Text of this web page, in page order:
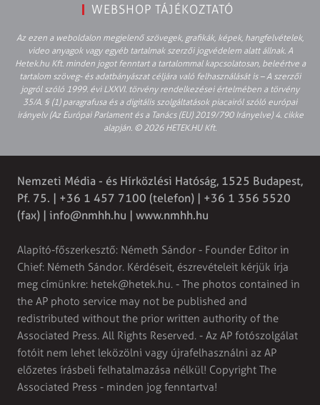
WEBSHOP TÁJÉKOZTATÓ
Az ezen a weboldalon megjelenő szövegek, grafikák, képek, hangfelvételek,
video anyagok vagy egyéb tartalmak szerzői jogvédelem alatt állnak. A
Hetek.hu Kft. minden jogot fenntart a tartalommal kapcsolatosan, beleértve a
tartalom szöveg- és adatbányászat céljára való felhasználását is – A szerzői
jogról szóló 1999. évi LXXVI. törvény rendelkezései értelmében a törvény
35/A. § (1) paragrafusa és a digitális szolgáltatások piacairól szóló európai
irányelv (Az Európai Parlament és a Tanács (EU) 2019/790 Irányelve) 4. cikke
alapján. © 2026 HETEK.HU Kft.
Nemzeti Média - és Hírközlési Hatóság, 1525 Budapest,
Pf. 75. | +36 1 457 7100 (telefon) | +36 1 356 5520
(fax) | info@nmhh.hu | www.nmhh.hu
Alapító-főszerkesztő: Németh Sándor - Founder Editor in
Chief: Németh Sándor. Kérdéseit, észrevételeit kérjük írja
meg címünkre: hetek@hetek.hu. - The photos contained in
the AP photo service may not be published and
redistributed without the prior written authority of the
Associated Press. All Rights Reserved. - Az AP fotószolgálat
fotóit nem lehet leközölni vagy újrafelhasználni az AP
előzetes írásbeli felhatalmazása nélkül! Copyright The
Associated Press - minden jog fenntartva!